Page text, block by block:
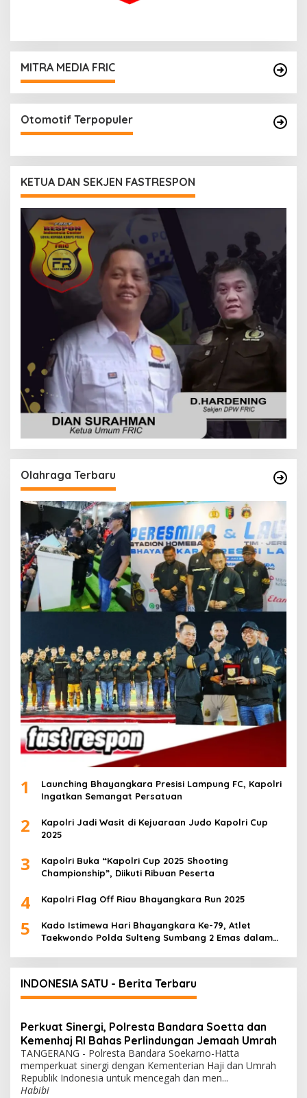
MITRA MEDIA FRIC
Otomotif Terpopuler
KETUA DAN SEKJEN FASTRESPON
Olahraga Terbaru
1
Launching Bhayangkara Presisi Lampung FC, Kapolri
Ingatkan Semangat Persatuan
2
Kapolri Jadi Wasit di Kejuaraan Judo Kapolri Cup
2025
3
Kapolri Buka “Kapolri Cup 2025 Shooting
Championship”, Diikuti Ribuan Peserta
4 Kapolri Flag Off Riau Bhayangkara Run 2025
5
Kado Istimewa Hari Bhayangkara Ke-79, Atlet
Taekwondo Polda Sulteng Sumbang 2 Emas dalam
INDONESIA SATU - Berita Terbaru
Perkuat Sinergi, Polresta Bandara Soetta dan
Kemenhaj RI Bahas Perlindungan Jemaah Umrah
TANGERANG - Polresta Bandara Soekarno-Hatta
memperkuat sinergi dengan Kementerian Haji dan Umrah
Republik Indonesia untuk mencegah dan men...
Habibi